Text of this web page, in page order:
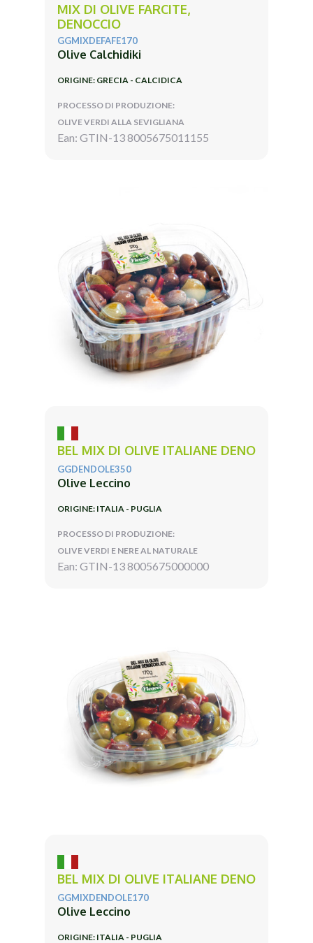
MIX DI OLIVE FARCITE,
DENOCCIO
GGMIXDEFAFE170
Olive Calchidiki
ORIGINE: GRECIA - CALCIDICA
PROCESSO DI PRODUZIONE:
OLIVE VERDI ALLA SEVIGLIANA
Ean: GTIN-13 8005675011155
BEL MIX DI OLIVE ITALIANE DENO
GGDENDOLE350
Olive Leccino
ORIGINE: ITALIA - PUGLIA
PROCESSO DI PRODUZIONE:
OLIVE VERDI E NERE AL NATURALE
Ean: GTIN-13 8005675000000
BEL MIX DI OLIVE ITALIANE DENO
GGMIXDENDOLE170
Olive Leccino
ORIGINE: ITALIA - PUGLIA